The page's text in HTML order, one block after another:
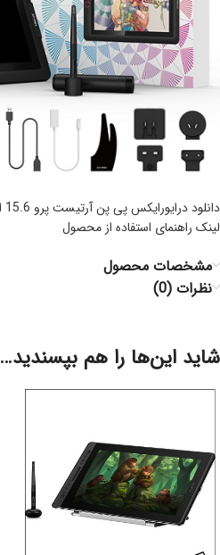
دانلود درایورایکس پی پن آرتیست پرو 15.6 اینچ
لینک راهنمای استفاده از محصول
مشخصات محصول
نظرات (0)
شاید این‌ها را هم بپسندید…